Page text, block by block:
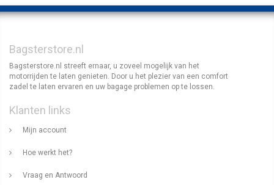
Bagsterstore.nl
Bagsterstore.nl streeft ernaar, u zoveel mogelijk van het
motorrijden te laten genieten. Door u het plezier van een comfort
zadel te laten ervaren en uw bagage problemen op te lossen.
Klanten links
Mijn account
Hoe werkt het?
Vraag en Antwoord